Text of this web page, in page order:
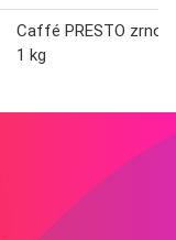
Caffé PRESTO zrno
1 kg